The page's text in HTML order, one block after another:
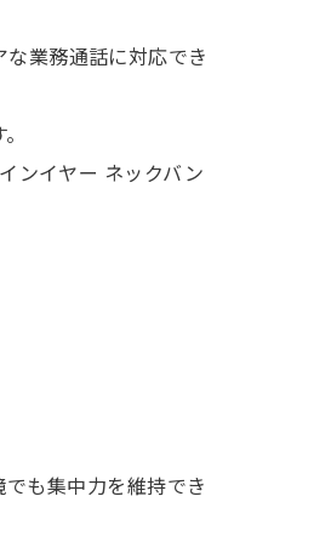
業務通話に対応でき
ンイヤー ネックバン
も集中力を維持でき